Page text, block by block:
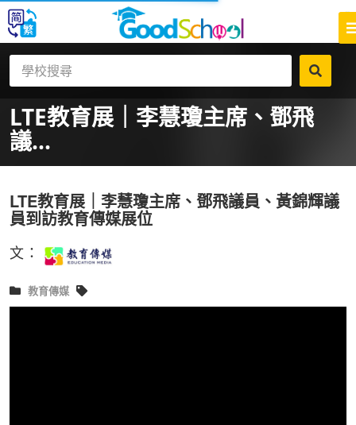
LTE教育展｜李慧瓊主席、鄧飛
議...
LTE教育展｜李慧瓊主席、鄧飛議員、黃錦輝議
員到訪教育傳媒展位
文：
教育傳媒